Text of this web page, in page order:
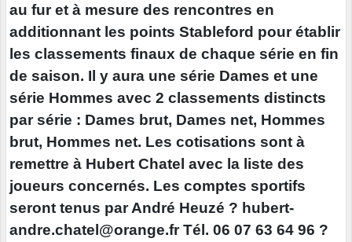
au fur et à mesure des rencontres en
additionnant les points Stableford pour établir
les classements finaux de chaque série en fin
de saison. Il y aura une série Dames et une
série Hommes avec 2 classements distincts
par série : Dames brut, Dames net, Hommes
brut, Hommes net. Les cotisations sont à
remettre à Hubert Chatel avec la liste des
joueurs concernés. Les comptes sportifs
seront tenus par André Heuzé ? hubert-
andre.chatel@orange.fr Tél. 06 07 63 64 96 ?